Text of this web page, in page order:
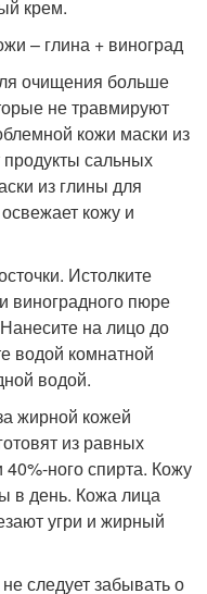
крем.
– глина + виноград
очищения больше
не травмируют
кожи маски из
продукты сальных
из глины для
кожу и
Истолките
виноградного пюре
на лицо до
водой комнатной
водой.
жирной кожей
из равных
40%-ного спирта. Кожу
в день. Кожа лица
угри и жирный
следует забывать о